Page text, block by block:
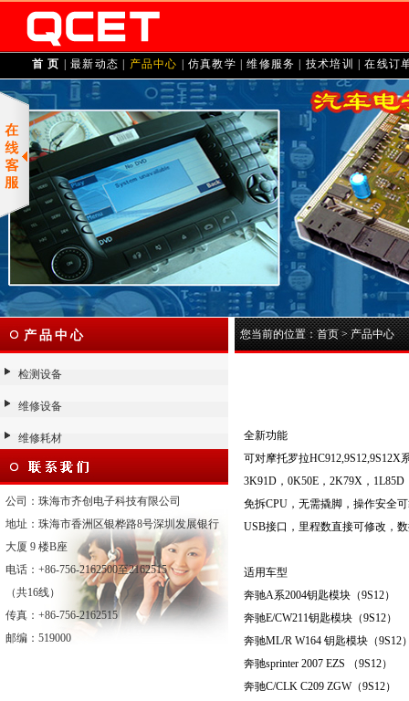
首 页 |最新动态 产品中心 |仿真教学 |维修服务 技术培训 |在线订
产品中心
检测设备
维修设备
维修耗材
公司：珠海市齐创电子科技有限公司
地址：珠海市香洲区银桦路8号深圳发展银行
大厦 9 楼B座
电话：+86-756-2162500至2162515
（共16线）
传真：+86-756-2162515
邮编：519000
您当前的位置：首页>产品中心
全新功能
可对摩托罗拉HC912,9S12,9S12X
3K91D ， 0K50E ， 2K79X ， 1L85D
免拆CPU ，无需撬脚，操作安全
USB接口，里程数直接可修改，
适用车型
奔驰A系2004钥匙模块（9S12）
奔驰E/CW211钥匙模块（9S12）
奔驰ML/R W164 钥匙模块（9S12
奔驰sprinter 2007 EZS （9S12）
奔驰C/CLK C209 ZGW（9S12）